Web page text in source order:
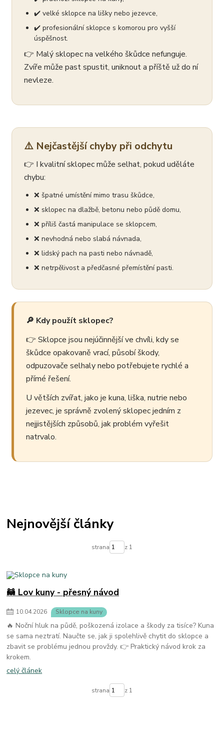
✔️ velké sklopce na lišky nebo jezevce,
✔️ profesionální sklopce s komorou pro vyšší
úspěšnost.
👉 Malý sklopec na velkého škůdce nefunguje.
Zvíře může past spustit, uniknout a příště už do ní
nevleze.
⚠️ Nejčastější chyby při odchytu
👉 I kvalitní sklopec může selhat, pokud uděláte
chybu:
❌ špatné umístění mimo trasu škůdce,
❌ sklopec na dlažbě, betonu nebo půdě domu,
❌ příliš častá manipulace se sklopcem,
❌ nevhodná nebo slabá návnada,
❌ lidský pach na pasti nebo návnadě,
❌ netrpělivost a předčasné přemístění pasti.
🔎 Kdy použít sklopec?
👉 Sklopce jsou nejúčinnější ve chvíli, kdy se
škůdce opakovaně vrací, působí škody,
odpuzovače selhaly nebo potřebujete rychlé a
přímé řešení.
U větších zvířat, jako je kuna, liška, nutrie nebo
jezevec, je správně zvolený sklopec jedním z
nejjistějších způsobů, jak problém vyřešit
natrvalo.
Nejnovější články
strana z 1
🦝 Lov kuny - přesný návod
10.04.2026 Sklopce na kuny
🔥 Noční hluk na půdě, poškozená izolace a škody za tisíce? Kuna
se sama neztratí. Naučte se, jak ji spolehlivě chytit do sklopce a
zbavit se problému jednou provždy. 👉 Praktický návod krok za
krokem.
celý článek
strana z 1